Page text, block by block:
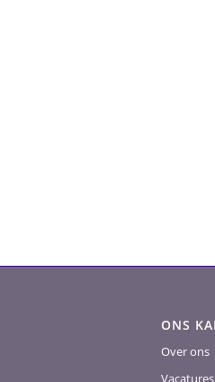
ONS
Over ons
Vacatures